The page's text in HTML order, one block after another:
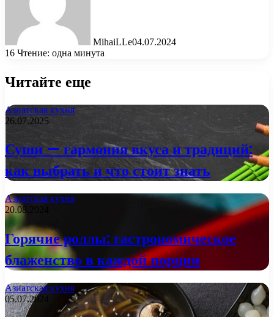
MihaiLLe04.07.2024
16 Чтение: одна минута
Читайте еще
Азиатская кухня
26.07.2025
Суши — гармония вкуса и традиций:
как выбрать и что стоит знать
Азиатская кухня
20.08.2024
Горячие роллы: гастрономическое
блаженство в каждой порции
Азиатская кухня
05.07.2024